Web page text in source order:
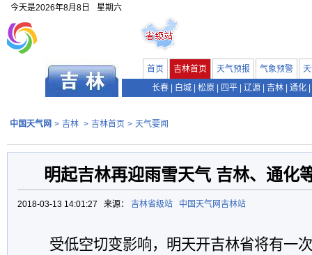
今天是2026年8月8日 星期六
首页 吉林首页 天气预报 气象预警
长春
白城 松原 四平 辽源 吉林 通化
中国天气网 > 吉林 > 吉林首页 > 天气要闻
明起吉林再迎雨雪天气 吉林、通化
2018-03-13 14:01:27 来源： 吉林省级站 中国天气网吉林站
受低空切变影响， 明天开吉林省将有一